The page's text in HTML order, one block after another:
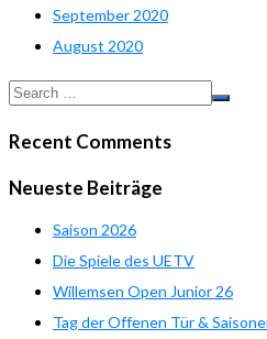
September 2020
August 2020
Recent Comments
Neueste Beiträge
Saison 2026
Die Spiele des UETV
Willemsen Open Junior 26
Tag der Offenen Tür &